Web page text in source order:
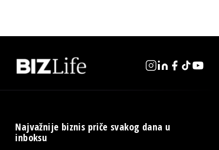
Najvažnije biznis priče svakog dana u
inboksu